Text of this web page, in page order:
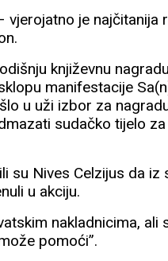
vjerojatno je najčitanija
književnu
manifestacije
u uži izbor za
sudačko tijelo za
su Nives Celzijus da iz
u akciju.
nakladnicima, ali
pomoći”.